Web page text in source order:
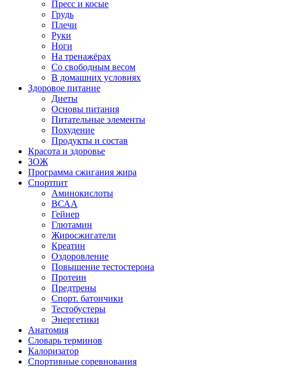
Пресс и косые
Грудь
Плечи
Руки
Ноги
На тренажёрах
Со свободным весом
В домашних условиях
Здоровое питание
Диеты
Основы питания
Питательные элементы
Похудение
Продукты и состав
Красота и здоровье
ЗОЖ
Программа сжигания жира
Спортпит
Аминокислоты
ВСАА
Гейнер
Глютамин
Жиросжигатели
Креатин
Оздоровление
Повышение тестостерона
Протеин
Предтрены
Спорт. батончики
Тестобустеры
Энергетики
Анатомия
Словарь терминов
Калоризатор
Спортивные соревнования